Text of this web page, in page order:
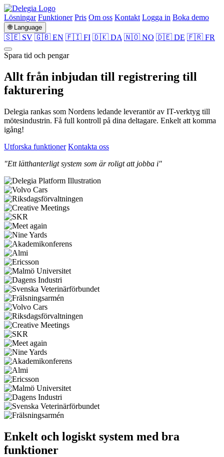
Lösningar Funktioner Pris Om oss Kontakt Logga in Boka demo
🌐 Language
🇸🇪 SV 🇬🇧 EN 🇫🇮 FI 🇩🇰 DA 🇳🇴 NO 🇩🇪 DE 🇫🇷 FR
Spara tid och pengar
Allt från inbjudan till registrering till
fakturering
Delegia rankas som Nordens ledande leverantör av IT-verktyg till
mötesindustrin. Få full kontroll på dina deltagare. Enkelt att komma
igång!
Utforska funktioner Kontakta oss
"Ett lätthanterligt system som är roligt att jobba i"
Enkelt och logiskt system med bra
funktioner